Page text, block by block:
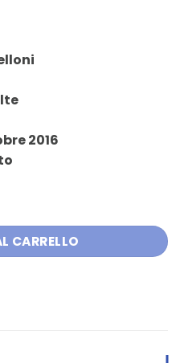
2016
CARRELLO